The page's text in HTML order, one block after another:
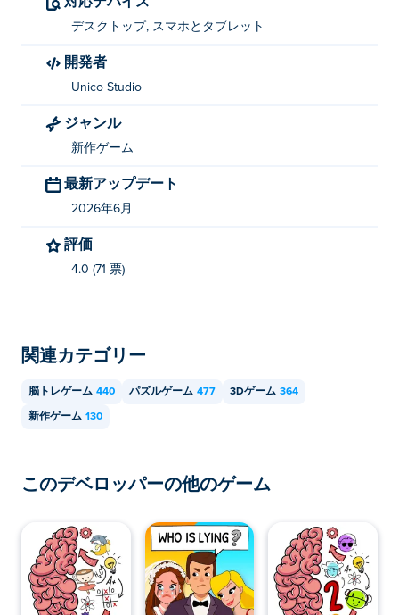
デスクトップ, スマホとタブレット
開発者
Unico Studio
ジャンル
新作ゲーム
最新アップデート
2026年6月
評価
4.0 (71 票)
関連カテゴリー
脳トレゲーム 440 パズルゲーム 477 3Dゲーム 364
新作ゲーム 130
このデベロッパーの他のゲーム